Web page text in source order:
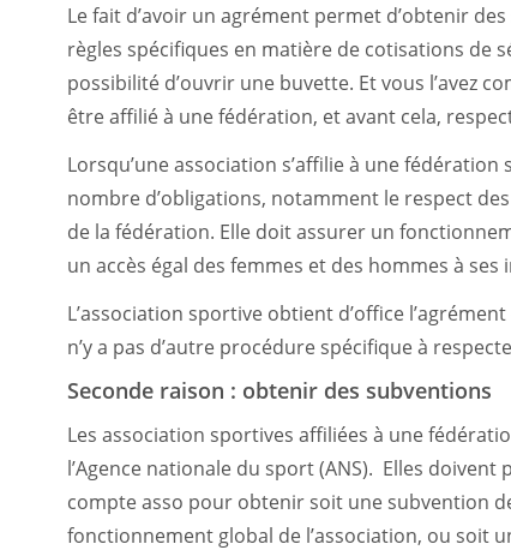
Le fait d’avoir un agrément permet d’obtenir
règles spécifiques en matière de cotisations de
possibilité d’ouvrir une buvette. Et vous l’avez
être affilié à une fédération, et avant cela,
Lorsqu’une association s’affilie à une
nombre d’obligations, notamment le respect
de la fédération. Elle doit assurer un
un accès égal des femmes et des hommes à ses
L’association sportive obtient d’office
n’y a pas d’autre procédure spécifique à
Seconde raison : obtenir des subventions
Les association sportives affiliées à une
l’Agence nationale du sport (ANS). Elles
compte asso pour obtenir soit une subvention
fonctionnement global de l’association, ou soit